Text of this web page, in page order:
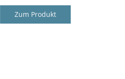
Zum Produkt